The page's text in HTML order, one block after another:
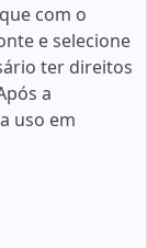
com o
e selecione
ter direitos
a
uso em